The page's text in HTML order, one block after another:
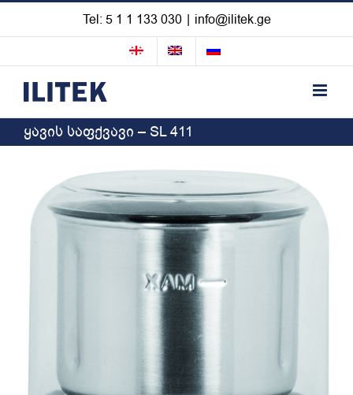
Skip
content
Tel: 5 1 1 133 030 | info@ilitek.ge
ყავის საფქვავი – SL 411
Larger
Image